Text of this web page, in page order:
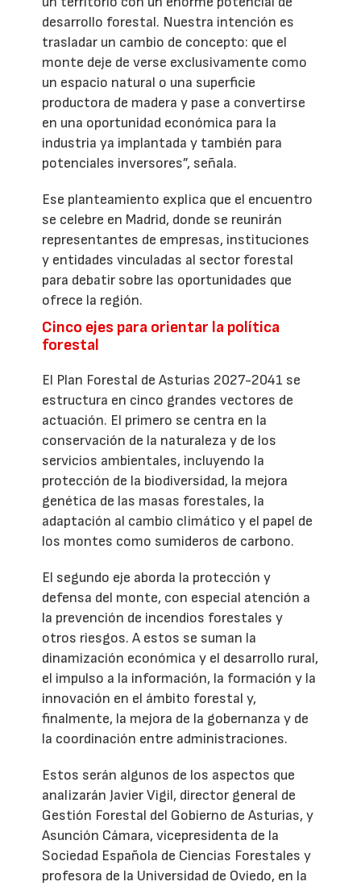
desarrollo forestal. Nuestra intención es
trasladar un cambio de concepto: que el
monte deje de verse exclusivamente como
un espacio natural o una superficie
productora de madera y pase a convertirse
en una oportunidad económica para la
industria ya implantada y también para
potenciales inversores”, señala.
Ese planteamiento explica que el encuentro
se celebre en Madrid, donde se reunirán
representantes de empresas, instituciones
y entidades vinculadas al sector forestal
para debatir sobre las oportunidades que
ofrece la región.
Cinco ejes para orientar la política
forestal
El Plan Forestal de Asturias 2027-2041 se
estructura en cinco grandes vectores de
actuación. El primero se centra en la
conservación de la naturaleza y de los
servicios ambientales, incluyendo la
protección de la biodiversidad, la mejora
genética de las masas forestales, la
adaptación al cambio climático y el papel de
los montes como sumideros de carbono.
El segundo eje aborda la protección y
defensa del monte, con especial atención a
la prevención de incendios forestales y
otros riesgos. A estos se suman la
dinamización económica y el desarrollo rural,
el impulso a la información, la formación y la
innovación en el ámbito forestal y,
finalmente, la mejora de la gobernanza y de
la coordinación entre administraciones.
Estos serán algunos de los aspectos que
analizarán Javier Vigil, director general de
Gestión Forestal del Gobierno de Asturias, y
Asunción Cámara, vicepresidenta de la
Sociedad Española de Ciencias Forestales y
profesora de la Universidad de Oviedo, en la